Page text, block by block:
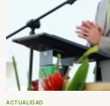
ACTUALIDAD